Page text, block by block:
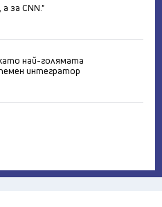
за CNN."
най-голямата
интегратор